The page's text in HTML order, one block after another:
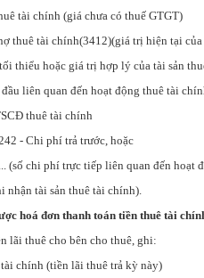
tài chính (giá chưa có thuế GTGT)
thuê tài chính(3412)(giá trị hiện tại của
thiểu hoặc giá trị hợp lý của tài sản
liên quan đến hoạt động thuê tài
thuê tài chính
phí trả trước, hoặc
(số chi phí trực tiếp liên quan đến hoạt
tài sản thuê tài chính).
hoá đơn thanh toán tiền thuê tài
lãi thuê cho bên cho thuê, ghi:
chính (tiền lãi thuê trả kỳ này)